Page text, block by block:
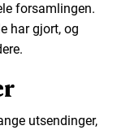
forsamlingen.
har gjort, og
utsendinger,